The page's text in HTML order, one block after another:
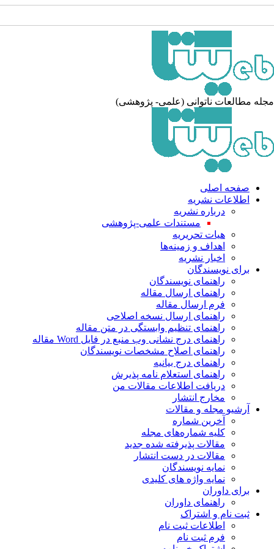
مطالعات ناتوانی (علمی- پژوهشی)
صفحه اصلی
اطلاعات نشریه
درباره نشریه
مستندات علمی-پژوهشی
هیات تحریریه
اهداف و زمینه‌ها
اخبار نشریه
برای نویسندگان
راهنمای نویسندگان
راهنمای ارسال مقاله
فرم ارسال مقاله
راهنمای ارسال نسخه اصلاحی
راهنمای تنظیم وابستگی در متن مقاله
راهنمای درج نشانی وب منبع در فایل Word مقاله
راهنمای اصلاح مشخصات نویسندگان
راهنمای درج بیانیه
راهنمای استعلام نامه پذیرش
دریافت اطلاعات مقالات من
مخارج انتشار
آرشیو مجله و مقالات
آخرین شماره
کلیه شماره‌های مجله
مقالات پذیرفته شده جدید
مقالات در دست انتشار
نمایه نویسندگان
نمایه واژه های کلیدی
برای داوران
راهنمای داوران
ثبت نام و اشتراک
اطلاعات ثبت نام
فرم ثبت نام